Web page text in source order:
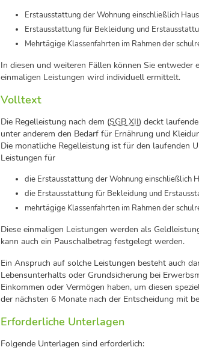
Erstausstattung der Wohnung einschließlich
Erstausstattung für Bekleidung und
Mehrtägige Klassenfahrten im Rahmen der
In diesen und weiteren Fällen können Sie entweder
einmaligen Leistungen wird individuell ermittelt.
Volltext
Die Regelleistung nach dem (SGB XII) deckt
unter anderem den Bedarf für Ernährung und
Die monatliche Regelleistung ist für den laufenden
Leistungen für
die Erstausstattung der Wohnung einschließlich
die Erstausstattung für Bekleidung und
mehrtägige Klassenfahrten im Rahmen der
Diese einmaligen Leistungen werden als
kann auch ein Pauschalbetrag festgelegt werden.
Ein Anspruch auf solche Leistungen besteht auch
Lebensunterhalts oder Grundsicherung bei
Einkommen oder Vermögen haben, um diesen
der nächsten 6 Monate nach der Entscheidung mit
Erforderliche Unterlagen
Folgende Unterlagen sind erforderlich: